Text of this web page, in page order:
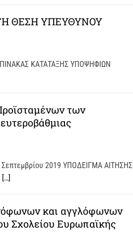
ΘΕΣΗ ΥΠΕΥΘΥΝΟΥ
ΚΑΤΑΤΑΞΗΣ ΥΠΟΨΗΦΙΩΝ
των
Σεπτεμβρίου 2019 ΥΠΟΔΕΙΓΜΑ ΑΙΤΗΣΗΣ
[…]
και αγγλόφωνων
Σχολείου Ευρωπαϊκής